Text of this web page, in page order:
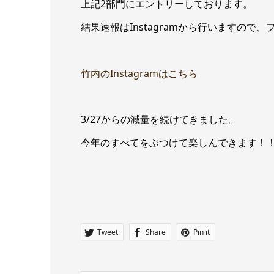
上記2部門にエントリーしております。
結果速報はInstagramから行いますので、
竹内のInstagramはこちら
3/27からの減量を続けてきました。
今年のすべてをぶつけて楽しんできます！！
Tweet Share Pin it